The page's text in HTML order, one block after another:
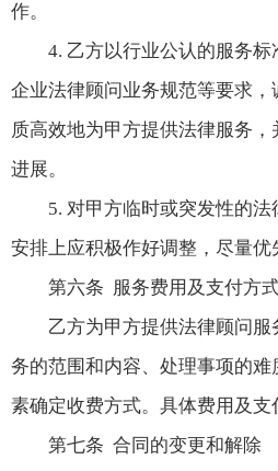
作。
4. 乙方以行业公认的服务
企业法律顾问业务规范等要求
质高效地为甲方提供法律服务
进展。
5. 对甲方临时或突发性的
安排上应积极作好调整，尽量优
第六条 服务费用及支付方
乙方为甲方提供法律顾问
务的范围和内容、处理事项的难
素确定收费方式。具体费用及支
第七条 合同的变更和解除